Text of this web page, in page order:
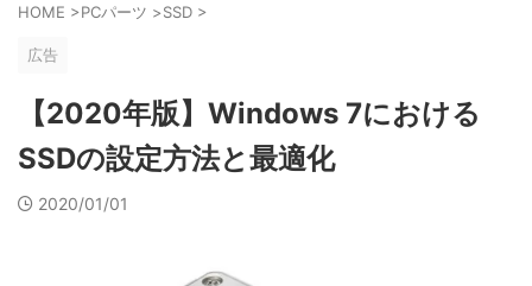
HOME >PCパーツ >SSD >
広告
【2020年版】Windows 7における
SSDの設定方法と最適化
2020/01/01